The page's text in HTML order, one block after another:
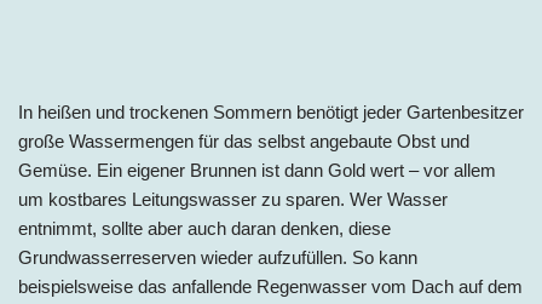
In heißen und trockenen Sommern benötigt jeder Gartenbesitzer
große Wassermengen für das selbst angebaute Obst und
Gemüse. Ein eigener Brunnen ist dann Gold wert – vor allem
um kostbares Leitungswasser zu sparen. Wer Wasser
entnimmt, sollte aber auch daran denken, diese
Grundwasserreserven wieder aufzufüllen. So kann
beispielsweise das anfallende Regenwasser vom Dach auf dem